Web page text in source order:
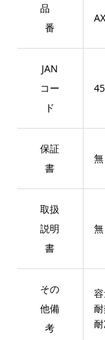
品
番
JAN
コー
ド
保証
書
無
取扱
説明
書
無
その
他備
考